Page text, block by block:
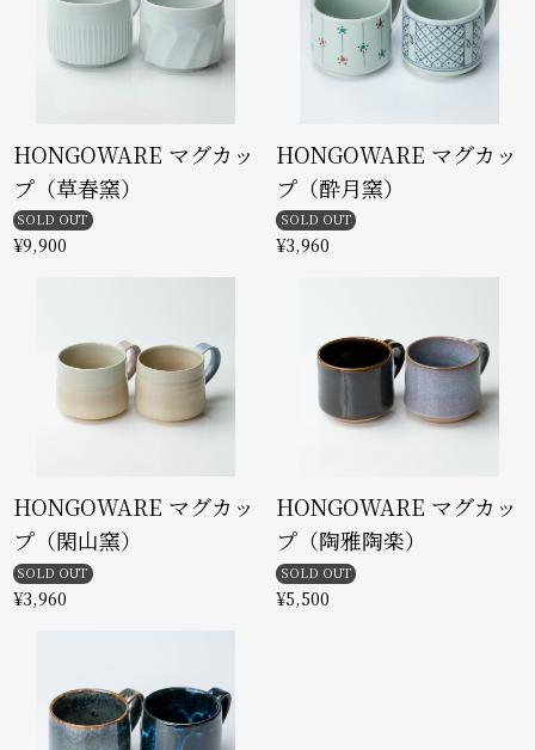
HONGOWARE マグカッ
プ（草春窯）
SOLD OUT
¥9,900
HONGOWARE マグカッ
プ（酔月窯）
SOLD OUT
¥3,960
HONGOWARE マグカッ
プ（閑山窯）
SOLD OUT
¥3,960
HONGOWARE マグカッ
プ（陶雅陶楽）
SOLD OUT
¥5,500